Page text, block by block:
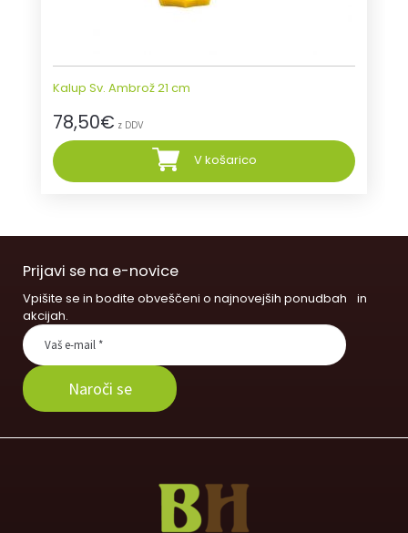
Kalup Sv. Ambrož 21 cm
78,50€ z DDV
V košarico
Prijavi se na e-novice
Vpišite se in bodite obveščeni o najnovejših ponudbah in
akcijah.